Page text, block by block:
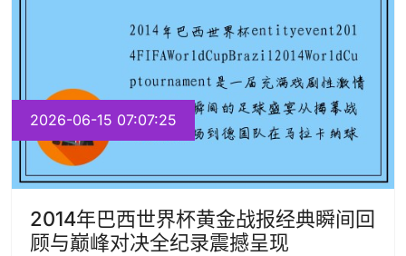
2026-06-15 07:07:25
2014年巴西世界杯黄金战报经典瞬间回
顾与巅峰对决全纪录震撼呈现